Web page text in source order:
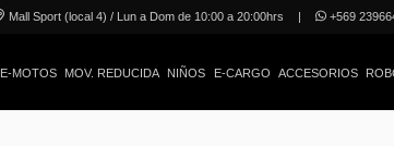
Mall Sport (local 4) / Lun a Dom de 10:00 a 20:00hrs | +569
E-MOTOS MOV. REDUCIDA NIÑOS E-CARGO ACCESORIOS